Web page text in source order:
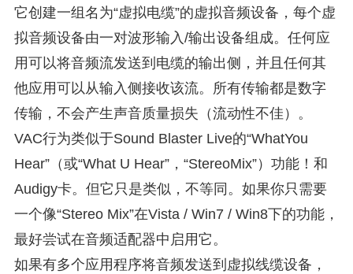
它创建一组名为“虚拟电缆”的虚拟音频设备，每个虚
拟音频设备由一对波形输入/输出设备组成。任何应
用可以将音频流发送到电缆的输出侧，并且任何其
他应用可以从输入侧接收该流。所有传输都是数字
传输，不会产生声音质量损失（流动性不佳）。
VAC行为类似于Sound Blaster Live的“WhatYou
Hear”（或“What U Hear”，“StereoMix”）功能！和
Audigy卡。但它只是类似，不等同。如果你只需要
一个像“Stereo Mix”在Vista / Win7 / Win8下的功能，
最好尝试在音频适配器中启用它。
如果有多个应用程序将音频发送到虚拟线缆设备，